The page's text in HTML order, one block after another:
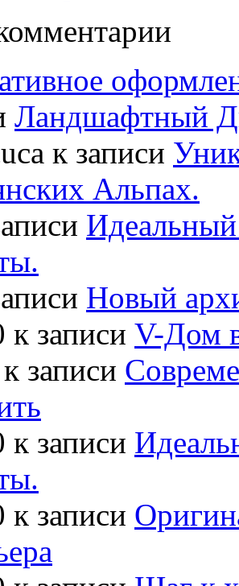
Ландшафтный
к записи
Альпах.
Идеальный
Новый
к записи V-Дом
к записи
к записи
к записи